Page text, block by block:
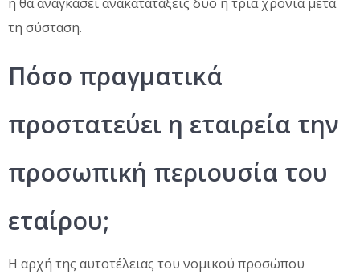
ή θα αναγκάσει ανακατατάξεις δύο ή τρία χρόνια μετά
τη σύσταση.
Πόσο πραγματικά
προστατεύει η εταιρεία την
προσωπική περιουσία του
εταίρου;
Η αρχή της αυτοτέλειας του νομικού προσώπου